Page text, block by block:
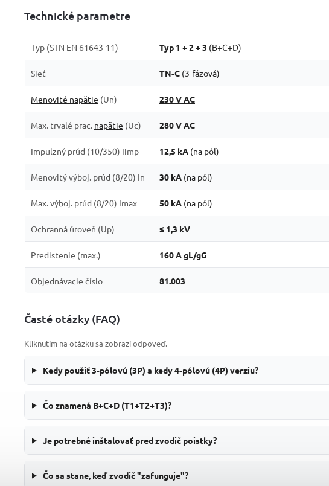
Technické parametre
Typ (STN EN 61643-11) Typ 1 + 2 + 3 (B+C+D)
Sieť TN-C (3-fázová)
Menovité napätie (Un) 230 V AC
Max. trvalé prac. napätie (Uc) 280 V AC
Impulzný prúd (10/350) Iimp 12,5 kA (na pól)
Menovitý výboj. prúd (8/20) In 30 kA (na pól)
Max. výboj. prúd (8/20) Imax 50 kA (na pól)
Ochranná úroveň (Up) ≤ 1,3 kV
Predistenie (max.) 160 A gL/gG
Objednávacie číslo 81.003
Časté otázky (FAQ)
Kliknutím na otázku sa zobrazí odpoveď.
Kedy použiť 3-pólovú (3P) a kedy 4-pólovú (4P) verziu?
Čo znamená B+C+D (T1+T2+T3)?
Je potrebné inštalovať pred zvodič poistky?
Čo sa stane, keď zvodič "zafunguje"?